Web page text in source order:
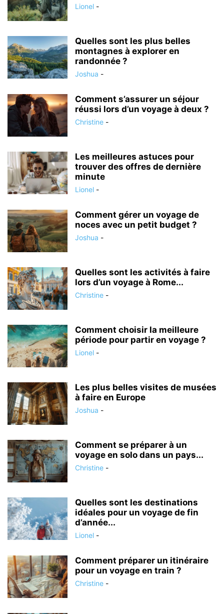
Lionel -
Quelles sont les plus belles
montagnes à explorer en
randonnée ?
Joshua -
Comment s’assurer un séjour
réussi lors d’un voyage à deux ?
Christine -
Les meilleures astuces pour
trouver des offres de dernière
minute
Lionel -
Comment gérer un voyage de
noces avec un petit budget ?
Joshua -
Quelles sont les activités à faire
lors d’un voyage à Rome...
Christine -
Comment choisir la meilleure
période pour partir en voyage ?
Lionel -
Les plus belles visites de musées
à faire en Europe
Joshua -
Comment se préparer à un
voyage en solo dans un pays...
Christine -
Quelles sont les destinations
idéales pour un voyage de fin
d’année...
Lionel -
Comment préparer un itinéraire
pour un voyage en train ?
Christine -